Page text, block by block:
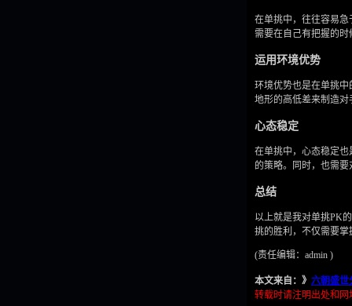
在单挑中，往往容易
需要在自己有把握的时
运用环境优势
环境优势也是在单挑
地形的高低差来制造
心态稳定
在单挑中，心态稳定
的策略。同时，也需
总结
以上就是我对单挑PK
挑的胜利，不仅需要
(责任编辑：admin )
本文来自：》 六朝盛世
转载时请注明出处和网